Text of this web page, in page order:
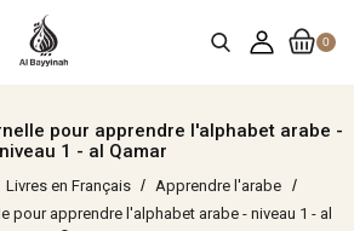
0
pour apprendre l'alphabet arabe -
niveau 1 - al Qamar
Livres en Français
Apprendre l'arabe
pour apprendre l'alphabet arabe - niveau 1 - al